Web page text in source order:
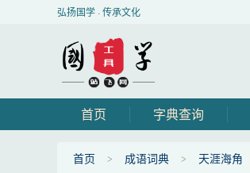
弘扬国学 · 传承文化
首页 字典查询
首页 成语词典 天涯海角